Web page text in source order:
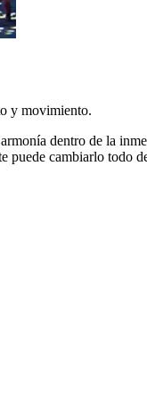
y movimiento.
dentro de la
puede cambiarlo todo